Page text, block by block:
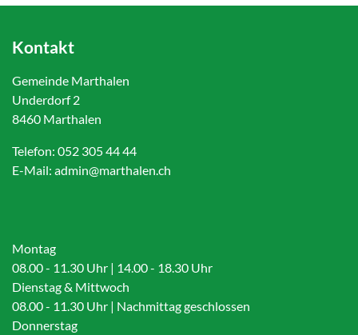
Kontakt
Gemeinde Marthalen
Underdorf 2
8460 Marthalen
Telefon: 052 305 44 44
E-Mail: admin@marthalen.ch
Montag
08.00 - 11.30 Uhr | 14.00 - 18.30 Uhr
Dienstag & Mittwoch
08.00 - 11.30 Uhr | Nachmittag geschlossen
Donnerstag